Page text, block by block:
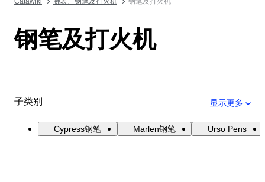
钢笔及打火机
子类别 显示更多
Cypress钢笔 Marlen钢笔 Urso Pens